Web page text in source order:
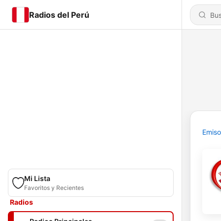
Radios del Perú
Mi Lista
Favoritos y Recientes
Radios